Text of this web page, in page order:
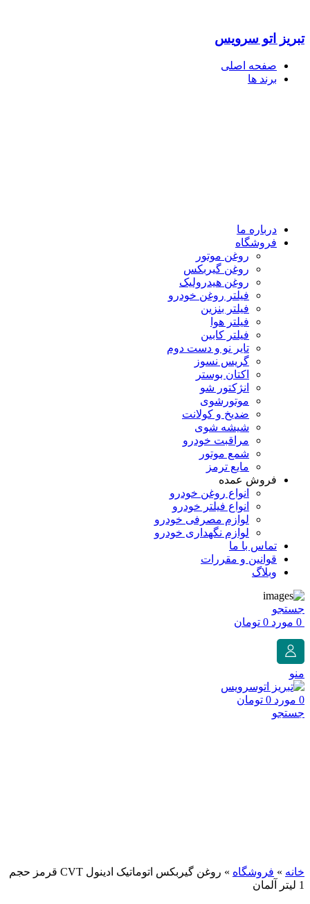
تبریز اتو سرویس
صفحه اصلی
برند ها
درباره ما
فروشگاه
روغن موتور
روغن گیربکس
روغن هیدرولیک
فیلتر روغن خودرو
فیلتر بنزین
فیلتر هوا
فیلتر کابین
تایر نو و دست دوم
گریس نسوز
اکتان بوستر
انژکتور شو
موتورشوی
ضدیخ و کولانت
شیشه شوی
مراقبت خودرو
شمع موتور
مایع ترمز
فروش عمده
انواع روغن خودرو
انواع فیلتر خودرو
لوازم مصرفی خودرو
لوازم نگهداری خودرو
تماس با ما
قوانین و مقررات
وبلاگ
جستجو
0 مورد 0 تومان
منو
0 مورد 0 تومان
جستجو
خانه » فروشگاه »
روغن گیربکس اتوماتیک ادینول CVT قرمز حجم
1 لیتر آلمان